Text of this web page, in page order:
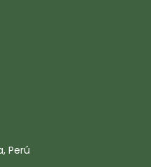
Perú